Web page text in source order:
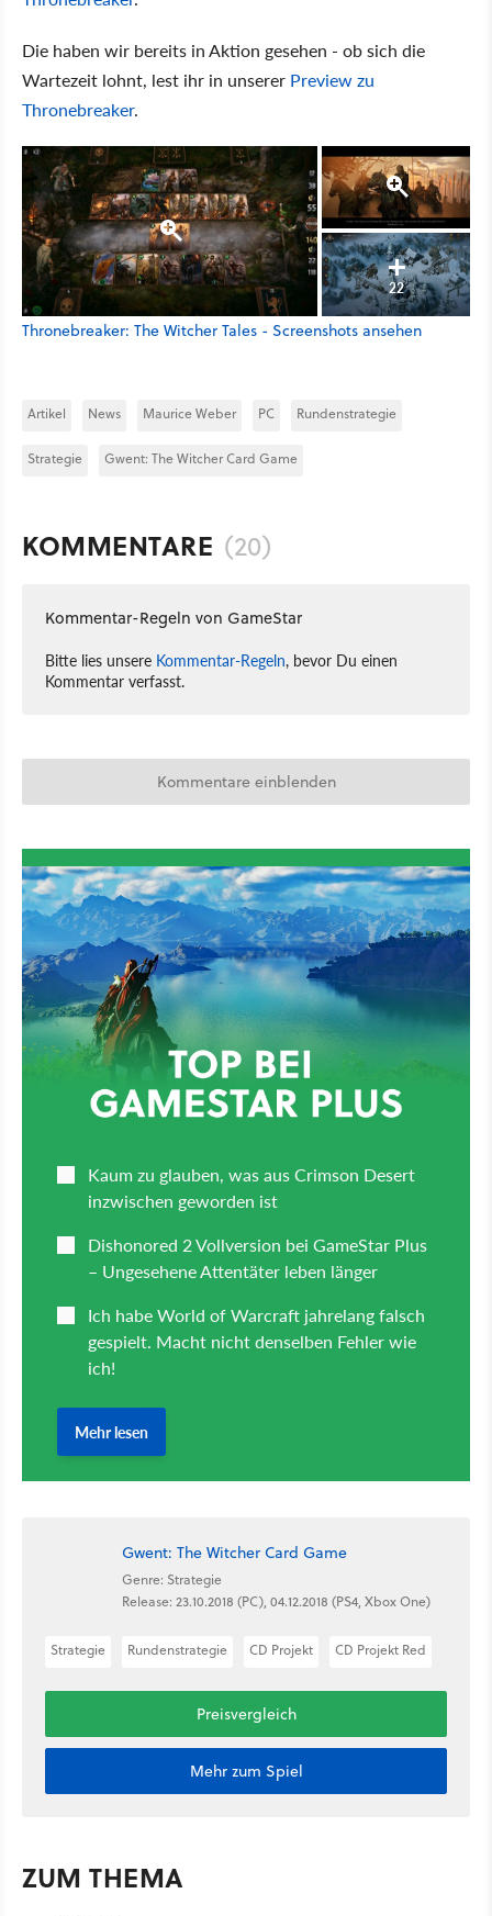
Die haben wir bereits in Aktion gesehen - ob sich die
Wartezeit lohnt, lest ihr in unserer Preview zu
Thronebreaker.
22
Thronebreaker: The Witcher Tales - Screenshots ansehen
Artikel News Maurice Weber PC Rundenstrategie
Strategie Gwent: The Witcher Card Game
KOMMENTARE (20)
Kommentar-Regeln von GameStar
Bitte lies unsere Kommentar-Regeln, bevor Du einen
Kommentar verfasst.
Kommentare einblenden
Gwent: The Witcher Card Game
Genre: Strategie
Release: 23.10.2018 (PC), 04.12.2018 (PS4, Xbox One)
Strategie Rundenstrategie CD Projekt CD Projekt Red
Preisvergleich
Mehr zum Spiel
ZUM THEMA